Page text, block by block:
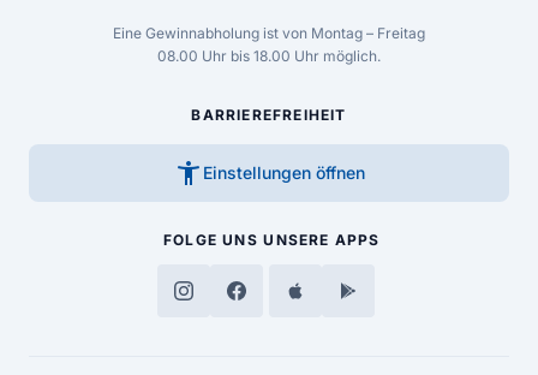
Eine Gewinnabholung ist von Montag – Freitag
08.00 Uhr bis 18.00 Uhr möglich.
BARRIEREFREIHEIT
accessibility_new Einstellungen öffnen
FOLGE UNS UNSERE APPS